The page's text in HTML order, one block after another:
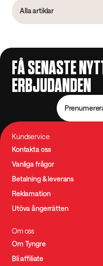
Alla artiklar
FÅ SENASTE
ERBJUDANDEN
Kundservice
Kontakta oss
Vanliga frågor
Betalning & leverans
Reklamation
Utöva ångerrätten
Om oss
Om Tyngre
Bli affiliate